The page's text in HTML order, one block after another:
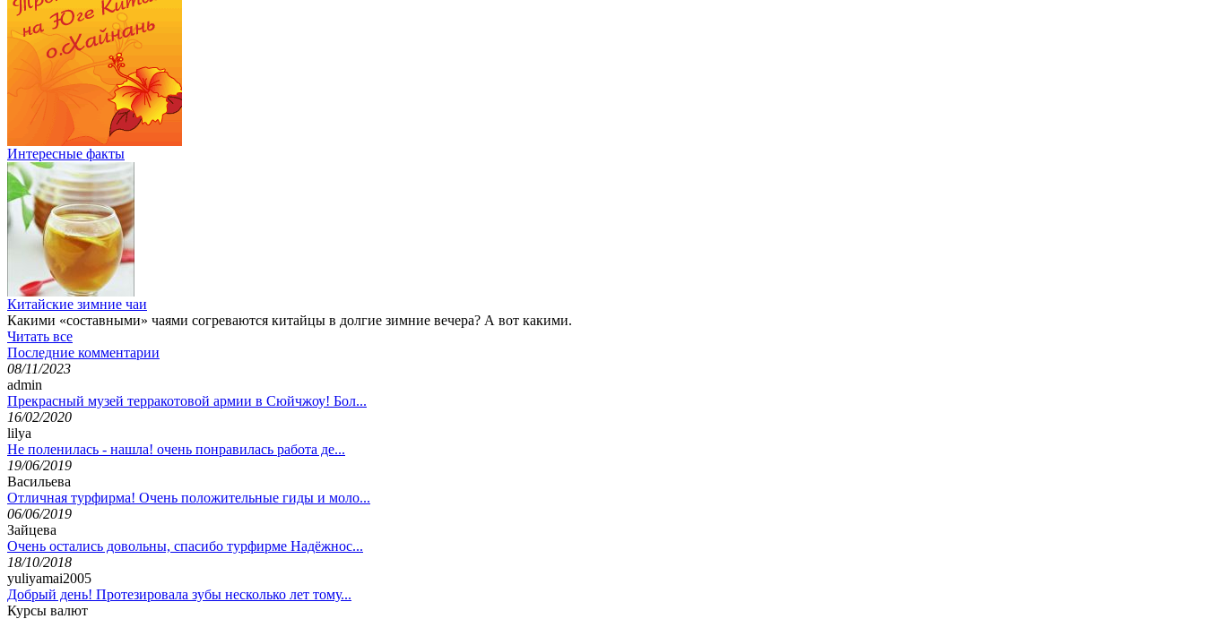
Интересные факты
Китайские зимние чаи
Какими «составными» чаями согреваются китайцы в долгие зимние вечера? А вот какими.
Читать все
Последние комментарии
08/11/2023
admin
Прекрасный музей терракотовой армии в Сюйчжоу! Бол...
16/02/2020
lilya
Не поленилась - нашла! очень понравилась работа де...
19/06/2019
Васильева
Отличная турфирма! Очень положительные гиды и моло...
06/06/2019
Зайцева
Очень остались довольны, спасибо турфирме Надёжнос...
18/10/2018
yuliyamai2005
Добрый день! Протезировала зубы несколько лет тому...
Курсы валют